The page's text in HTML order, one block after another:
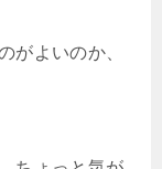
がよいのか、